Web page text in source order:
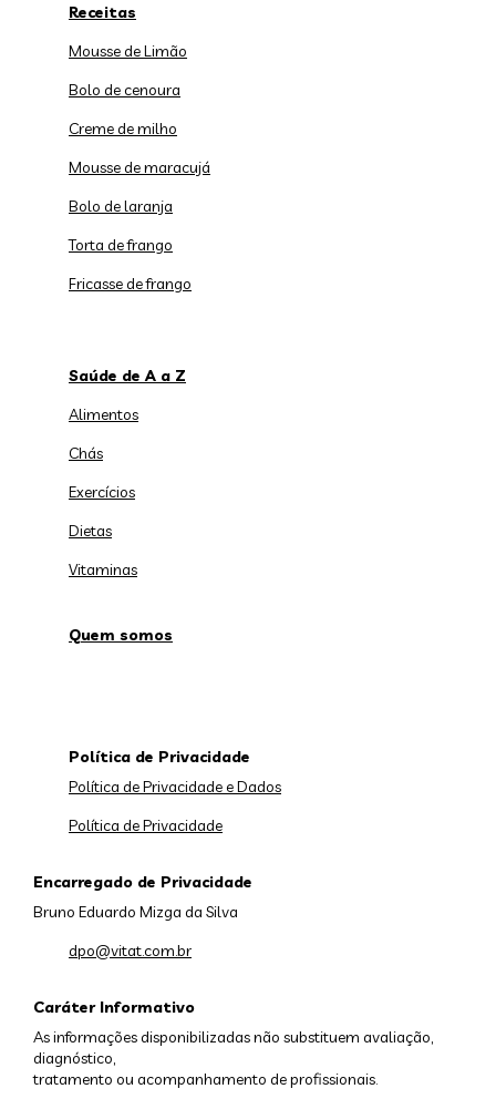
Receitas
Mousse de Limão
Bolo de cenoura
Creme de milho
Mousse de maracujá
Bolo de laranja
Torta de frango
Fricasse de frango
Saúde de A a Z
Alimentos
Chás
Exercícios
Dietas
Vitaminas
Quem somos
Caráter Informativo
As informações disponibilizadas não substituem avaliação,
diagnóstico,
tratamento ou acompanhamento de profissionais.
Política de Privacidade
Política de Privacidade e Dados
Política de Privacidade
Encarregado de Privacidade
Bruno Eduardo Mizga da Silva
dpo@vitat.com.br